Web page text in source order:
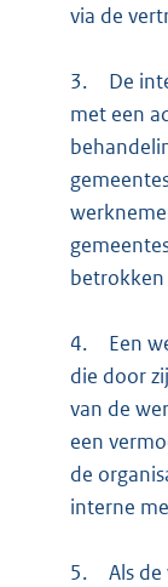
via de
3.
De
met een
betrokken
4.
Een
die door
van de
een
de
interne
5.
Als